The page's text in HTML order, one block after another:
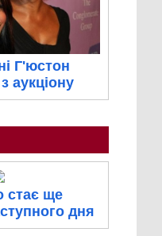
Г'юстон
аукціону
стає ще
дня